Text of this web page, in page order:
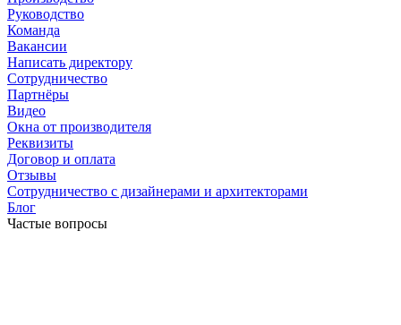
Руководство
Команда
Вакансии
Написать директору
Сотрудничество
Партнёры
Видео
Окна от производителя
Реквизиты
Договор и оплата
Отзывы
Сотрудничество с дизайнерами и архитекторами
Блог
Частые вопросы